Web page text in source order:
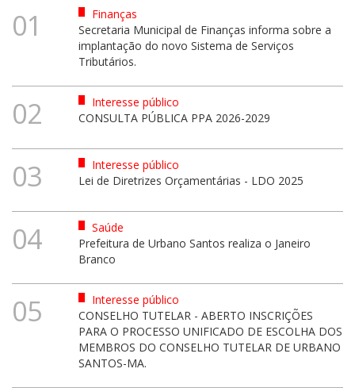
01
Finanças
Secretaria Municipal de Finanças informa sobre a
implantação do novo Sistema de Serviços
Tributários.
02
Interesse público
CONSULTA PÚBLICA PPA 2026-2029
03
Interesse público
Lei de Diretrizes Orçamentárias - LDO 2025
04
Saúde
Prefeitura de Urbano Santos realiza o Janeiro
Branco
05
Interesse público
CONSELHO TUTELAR - ABERTO INSCRIÇÕES
PARA O PROCESSO UNIFICADO DE ESCOLHA DOS
MEMBROS DO CONSELHO TUTELAR DE URBANO
SANTOS-MA.